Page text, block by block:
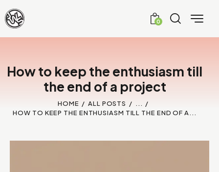
0
How to keep the enthusiasm till
the end of a project
HOME ALL POSTS
...
HOW TO KEEP THE ENTHUSIASM TILL THE END OF A...